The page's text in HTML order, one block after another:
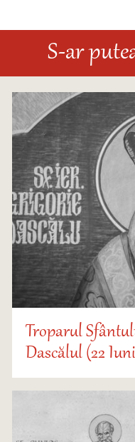
S-ar
Troparul
Dascălul (22